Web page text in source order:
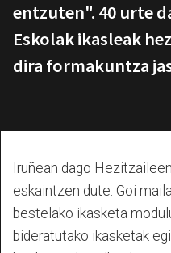
entzuten". 40 urte
Eskolak ikasleak
dira formakuntza
Iruñean dago
eskaintzen dute. Goi
bestelako ikasketa
bideratutako ikasketak